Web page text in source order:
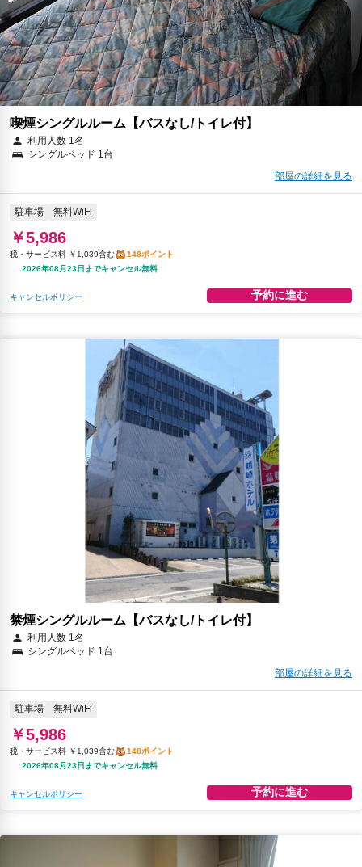
喫煙シングルルーム【バスなし/トイレ付】
利用人数 1名
シングルベッド 1台
部屋の詳細を見る
駐車場 無料WiFi
￥5,986
税・サービス料 ￥1,039含む
148ポイント
2026年08月23日までキャンセル無料
キャンセルポリシー 予約に進む
禁煙シングルルーム【バスなし/トイレ付】
利用人数 1名
シングルベッド 1台
部屋の詳細を見る
駐車場 無料WiFi
￥5,986
税・サービス料 ￥1,039含む
148ポイント
2026年08月23日までキャンセル無料
キャンセルポリシー 予約に進む